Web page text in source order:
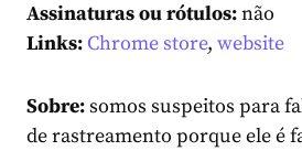
Assinaturas ou rótulos:não
Links: Chrome store, website
Sobre:somos suspeitos para
de rastreamento porque ele é